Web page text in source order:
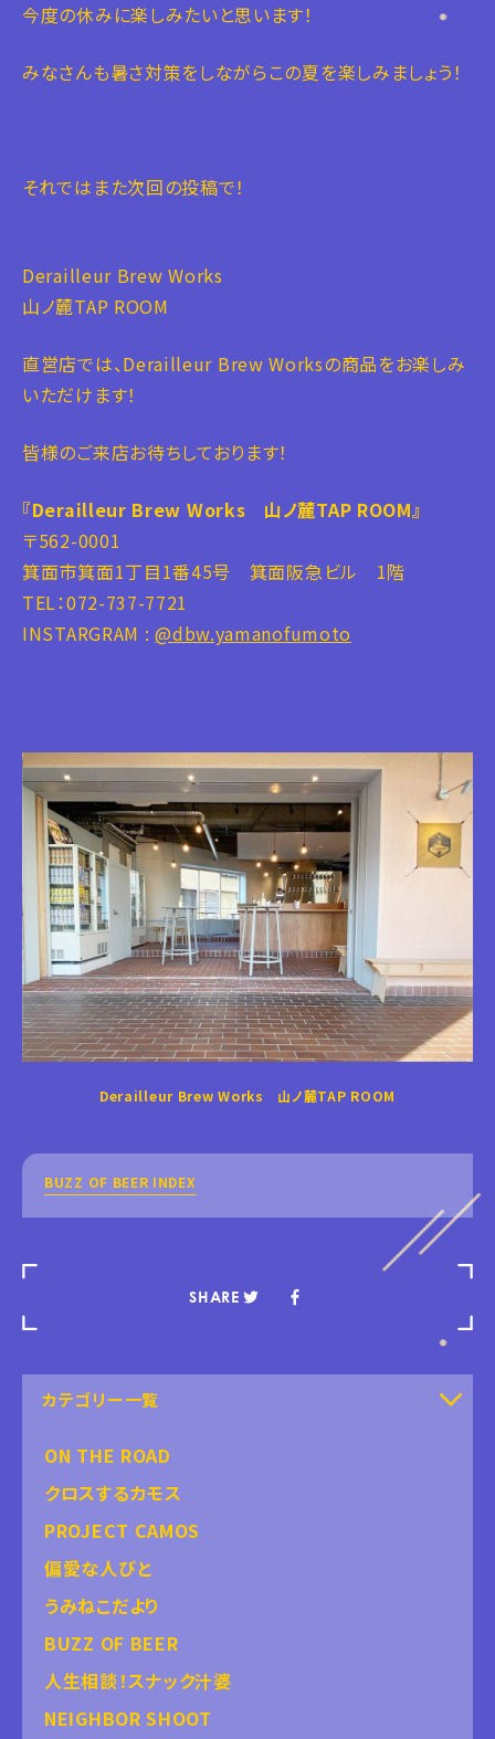
今度の休みに楽しみたいと思います！
みなさんも暑さ対策をしながらこの夏を楽しみましょう！
それではまた次回の投稿で！
Derailleur Brew Works
山ノ麓TAP ROOM
直営店では、Derailleur Brew Worksの商品をお楽しみ
いただけます！
皆様のご来店お待ちしております！
『Derailleur Brew Works 山ノ麓TAP ROOM』
〒562-0001
箕面市箕面1丁目1番45号 箕面阪急ビル 1階
TEL：072-737-7721
INSTARGRAM :@dbw.yamanofumoto
Derailleur Brew Works 山ノ麓TAP ROOM
BUZZ OF BEER INDEX
SHARE
カテゴリー一覧
ON THE ROAD
クロスするカモス
PROJECT CAMOS
偏愛な人びと
うみねこだより
BUZZ OF BEER
人生相談！スナック汁婆
NEIGHBOR SHOOT